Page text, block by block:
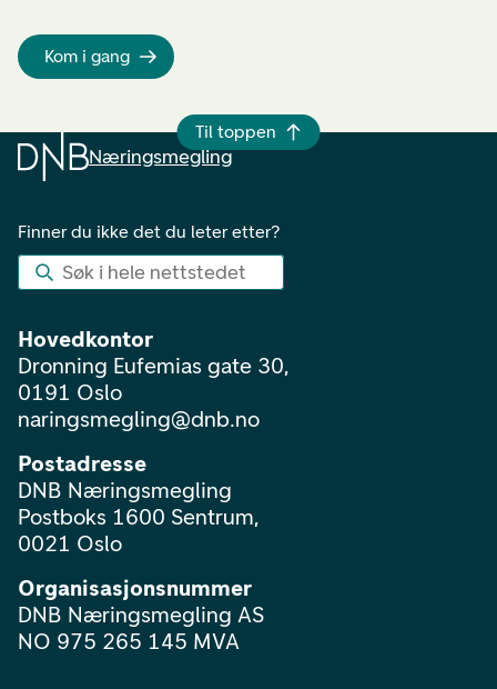
Kom i gang
Til toppen
Næringsmegling
Finner du ikke det du leter etter?
Søk i hele nettstedet
Hovedkontor
Dronning Eufemias gate 30,
0191 Oslo
naringsmegling@dnb.no
Postadresse
DNB Næringsmegling
Postboks 1600 Sentrum,
0021 Oslo
Organisasjonsnummer
DNB Næringsmegling AS
NO 975 265 145 MVA